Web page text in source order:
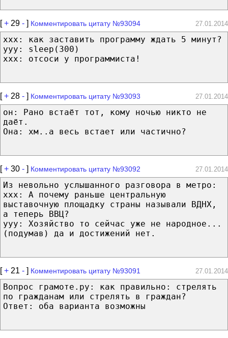
[+ 29 - ] Комментировать цитату №93094 27.01.2014
ххх: как заставить программу ждать 5 минут?
ууу: sleep(300)
ххх: отсоси у программиста!
[+ 28 - ] Комментировать цитату №93093 27.01.2014
он: Рано встаёт тот, кому ночью никто не
даёт.
Она: хм..а весь встает или частично?
[+ 30 - ] Комментировать цитату №93092 27.01.2014
Из невольно услышанного разговора в метро:
ххх: А почему раньше центральную
выставочную площадку страны называли ВДНХ,
а теперь ВВЦ?
yyy: Хозяйство то сейчас уже не народное...
(подумав) да и достижений нет.
[+ 21 - ] Комментировать цитату №93091 27.01.2014
Вопрос грамоте.ру: как правильно: стрелять
по гражданам или стрелять в граждан?
Ответ: оба варианта возможны